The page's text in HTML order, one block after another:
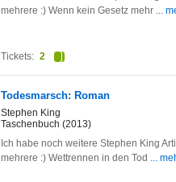
mehrere :) Wenn kein Gesetz mehr ...
Tickets: 2
Todesmarsch: Roman
Stephen King
Taschenbuch (2013)
Ich habe noch weitere Stephen King
mehrere :) Wettrennen in den Tod ...